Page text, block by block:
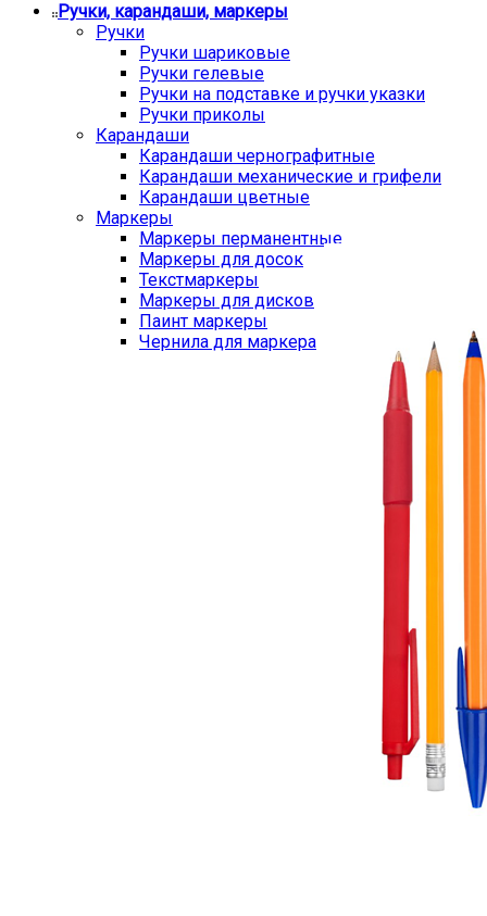
Ручки, карандаши, маркеры
Ручки
Ручки шариковые
Ручки гелевые
Ручки на подставке и ручки указки
Ручки приколы
Карандаши
Карандаши чернографитные
Карандаши механические и грифели
Карандаши цветные
Маркеры
Маркеры перманентные
Маркеры для досок
Текстмаркеры
Маркеры для дисков
Паинт маркеры
Чернила для маркера